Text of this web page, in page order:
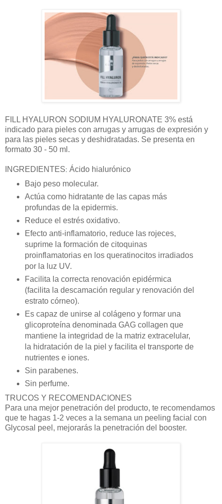
FILL HYALURON SODIUM HYALURONATE 3% está
indicado para pieles con arrugas y arrugas de expresión y
para las pieles secas y deshidratadas. Se presenta en
formato 30 - 50 ml.
INGREDIENTES: Ácido hialurónico
Bajo peso molecular.
Actúa como hidratante de las capas más
profundas de la epidermis.
Reduce el estrés oxidativo.
Efecto anti-inflamatorio, reduce las rojeces,
suprime la formación de citoquinas
proinflamatorias en los queratinocitos irradiados
por la luz UV.
Facilita la correcta renovación epidérmica
(facilita la descamación regular y renovación del
estrato córneo).
Es capaz de unirse al colágeno y formar una
glicoproteína denominada GAG collagen que
mantiene la integridad de la matriz extracelular,
la hidratación de la piel y facilita el transporte de
nutrientes e iones.
Sin parabenes.
Sin perfume.
TRUCOS Y RECOMENDACIONES
Para una mejor penetración del producto, te recomendamos
que te hagas 1-2 veces a la semana un peeling facial con
Glycosal peel, mejorarás la penetración del booster.